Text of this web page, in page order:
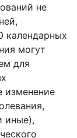
не
календарных
могут
для
изменение
иные),